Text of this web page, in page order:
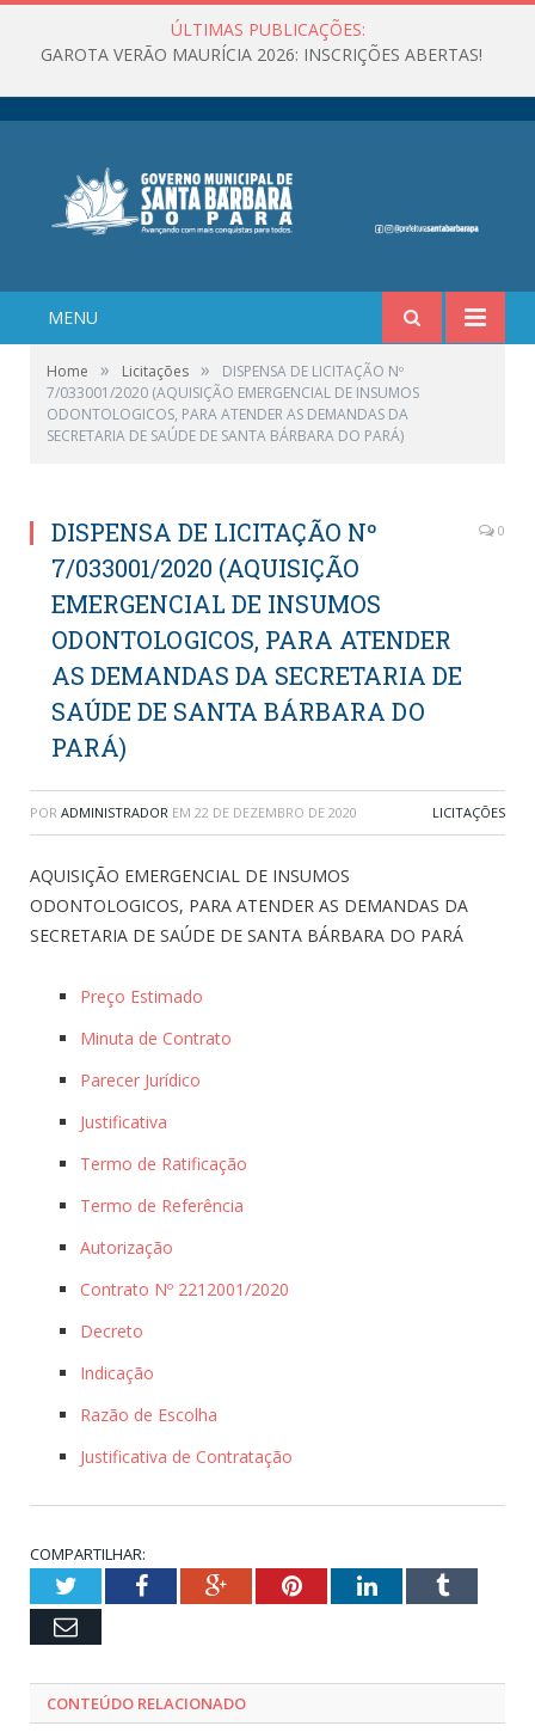
ÚLTIMAS PUBLICAÇÕES:
GAROTA VERÃO MAURÍCIA 2026: INSCRIÇÕES ABERTAS!
MENU
Home » Licitações »
DISPENSA DE LICITAÇÃO Nº
7/033001/2020 (AQUISIÇÃO EMERGENCIAL DE INSUMOS
ODONTOLOGICOS, PARA ATENDER AS DEMANDAS DA
SECRETARIA DE SAÚDE DE SANTA BÁRBARA DO PARÁ)
DISPENSA DE LICITAÇÃO Nº
7/033001/2020 (AQUISIÇÃO
EMERGENCIAL DE INSUMOS
ODONTOLOGICOS, PARA ATENDER
AS DEMANDAS DA SECRETARIA DE
SAÚDE DE SANTA BÁRBARA DO
PARÁ)
0
POR ADMINISTRADOR EM 22 DE DEZEMBRO DE 2020 LICITAÇÕES
AQUISIÇÃO EMERGENCIAL DE INSUMOS
ODONTOLOGICOS, PARA ATENDER AS DEMANDAS DA
SECRETARIA DE SAÚDE DE SANTA BÁRBARA DO PARÁ
Preço Estimado
Minuta de Contrato
Parecer Jurídico
Justificativa
Termo de Ratificação
Termo de Referência
Autorização
Contrato Nº 2212001/2020
Decreto
Indicação
Razão de Escolha
Justificativa de Contratação
COMPARTILHAR:
TwitterFacebookGoogle+PinterestLinkedInTumblr
Email
CONTEÚDO RELACIONADO